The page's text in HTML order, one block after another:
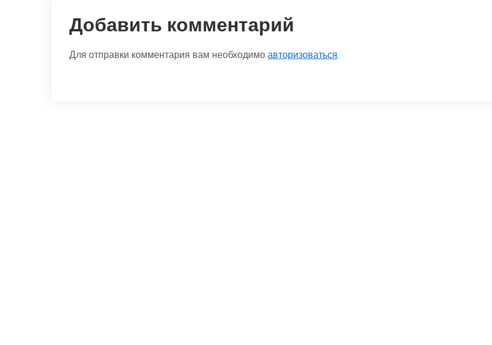
Добавить комментарий
Для отправки комментария вам необходимоавторизоваться.